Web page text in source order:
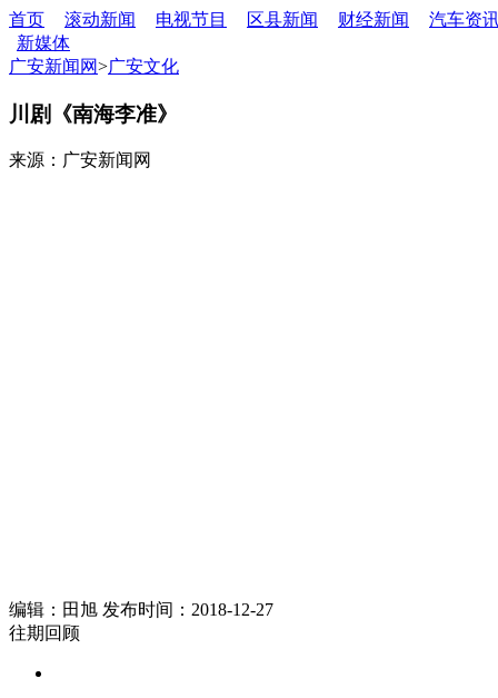
首页 滚动新闻 电视节目 区县新闻 财经新闻
汽车资
新媒体
广安新闻网>广安文化
川剧《南海李准》
来源：广安新闻网
编辑：田旭 发布时间：2018-12-27
往期回顾